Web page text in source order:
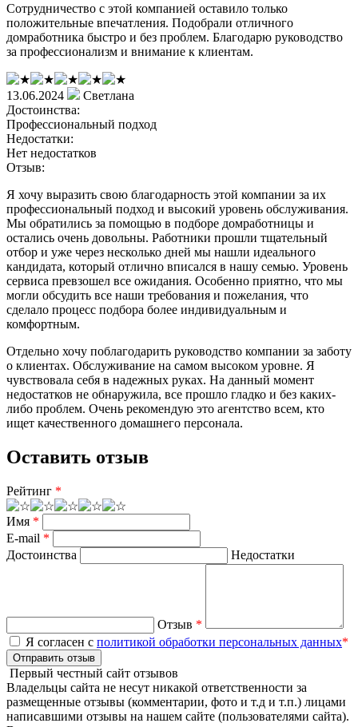
Сотрудничество с этой компанией оставило только
положительные впечатления. Подобрали отличного
домработника быстро и без проблем. Благодарю руководство
за профессионализм и внимание к клиентам.
13.06.2024
Светлана
Достоинства:
Профессиональный подход
Недостатки:
Нет недостатков
Отзыв:
Я хочу выразить свою благодарность этой компании за их
профессиональный подход и высокий уровень обслуживания.
Мы обратились за помощью в подборе домработницы и
остались очень довольны. Работники прошли тщательный
отбор и уже через несколько дней мы нашли идеального
кандидата, который отлично вписался в нашу семью. Уровень
сервиса превзошел все ожидания. Особенно приятно, что мы
могли обсудить все наши требования и пожелания, что
сделало процесс подбора более индивидуальным и
комфортным.
Отдельно хочу поблагодарить руководство компании за заботу
о клиентах. Обслуживание на самом высоком уровне. Я
чувствовала себя в надежных руках. На данный момент
недостатков не обнаружила, все прошло гладко и без каких-
либо проблем. Очень рекомендую это агентство всем, кто
ищет качественного домашнего персонала.
Оставить отзыв
Рейтинг *
Имя *
E-mail *
Достоинства
Недостатки
Отзыв *
Я согласен с политикой обработки персональных данных*
Отправить отзыв
Первый честный сайт отзывов
Владельцы сайта не несут никакой ответственности за
размещенные отзывы (комментарии, фото и т.д и т.п.) лицами
написавшими отзывы на нашем сайте (пользователями сайта).